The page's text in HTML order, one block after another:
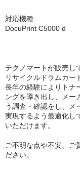
対応機種
DocuPrint C5000 d
テクノマートが販売し
リサイクルドラムカー
長年の経験によりトナ
ングを導き出し、メー
う調査・確認をし、メ
実現するよう最適化し
いただけます。
ご不明な点や不安、ご
ださい。